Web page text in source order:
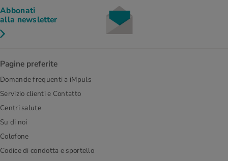
Abbonati
alla newsletter
Pagine preferite
Domande frequenti a iMpuls
Servizio clienti e Contatto
Centri salute
Su di noi
Colofone
Codice di condotta e sportello